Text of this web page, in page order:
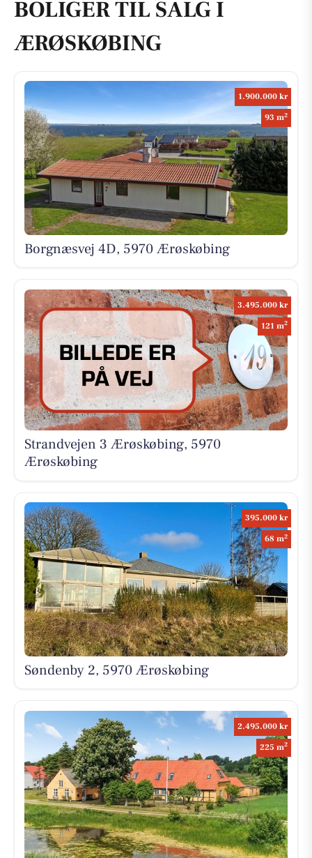
BOLIGER TIL SALG I
ÆRØSKØBING
1.900.000 kr
93 m2
Borgnæsvej 4D, 5970 Ærøskøbing
3.495.000 kr
121 m2
Strandvejen 3 Ærøskøbing, 5970
Ærøskøbing
395.000 kr
68 m2
Søndenby 2, 5970 Ærøskøbing
2.495.000 kr
225 m2